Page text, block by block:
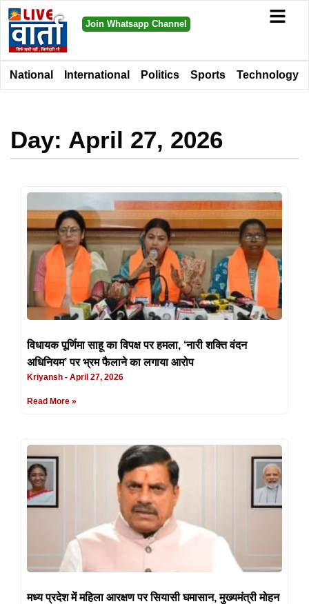
Join Whatsapp Channel
National International Politics Sports Technology
Day: April 27, 2026
विधायक पूर्णिमा साहू का विपक्ष पर हमला, ‘नारी शक्ति वंदन
अधिनियम’ पर भ्रम फैलाने का लगाया आरोप
Kriyansh April 27, 2026
Read More »
मध्य प्रदेश में महिला आरक्षण पर सियासी घमासान, मुख्यमंत्री मोहन